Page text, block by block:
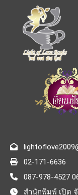
02-171-6636
087-978-4527
สำนักพิมพ์ เปิด